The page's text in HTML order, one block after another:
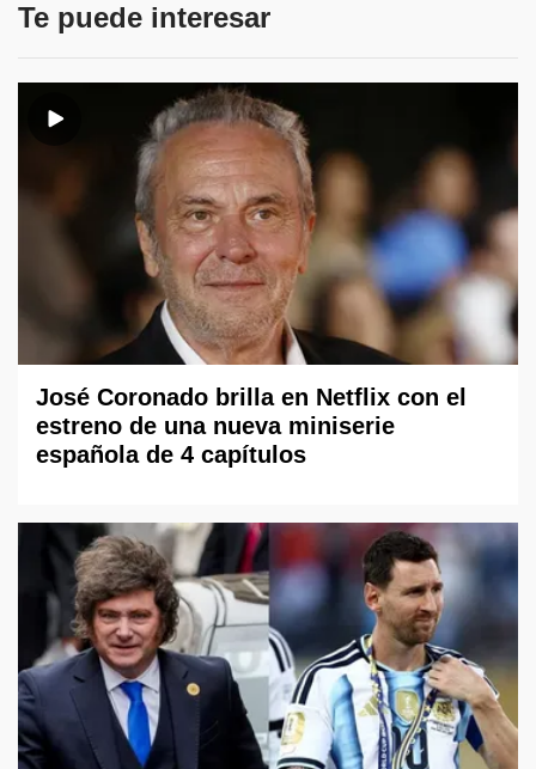
Te puede interesar
José Coronado brilla en Netflix con el
estreno de una nueva miniserie
española de 4 capítulos